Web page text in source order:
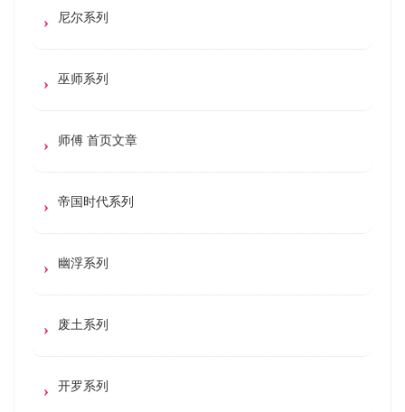
尼尔系列
巫师系列
师傅 首页文章
帝国时代系列
幽浮系列
废土系列
开罗系列